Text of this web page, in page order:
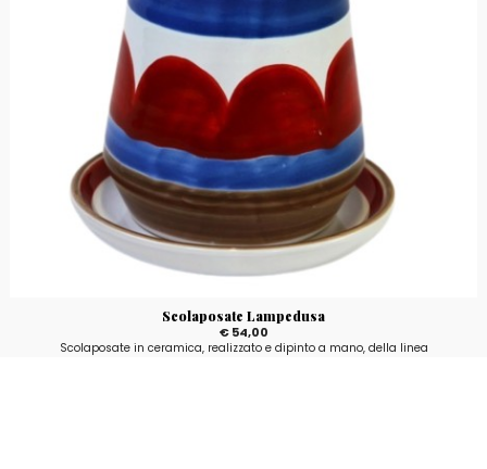
Scolaposate Lampedusa
€ 54,00
Scolaposate in ceramica, realizzato e dipinto a mano, della linea